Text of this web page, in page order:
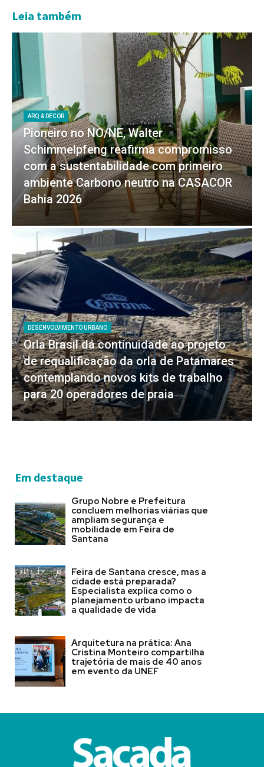
Leia também
ARQ & DECOR
Pioneiro no NO/NE, Walter
Schimmelpfeng reafirma compromisso
com a sustentabilidade com primeiro
ambiente Carbono neutro na CASACOR
Bahia 2026
DESENVOLVIMENTO URBANO
Orla Brasil dá continuidade ao projeto
de requalificação da orla de Patamares
contemplando novos kits de trabalho
para 20 operadores de praia
Em destaque
Grupo Nobre e Prefeitura
concluem melhorias viárias que
ampliam segurança e
mobilidade em Feira de
Santana
Feira de Santana cresce, mas a
cidade está preparada?
Especialista explica como o
planejamento urbano impacta
a qualidade de vida
Arquitetura na prática: Ana
Cristina Monteiro compartilha
trajetória de mais de 40 anos
em evento da UNEF